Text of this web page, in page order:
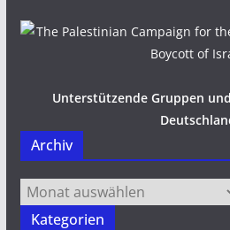
Unterstützende Gruppen
Archiv
Archiv
Kategorien